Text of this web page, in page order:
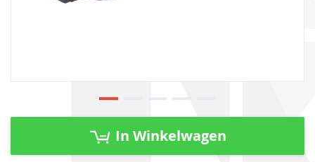
Ga
In Winkelwagen